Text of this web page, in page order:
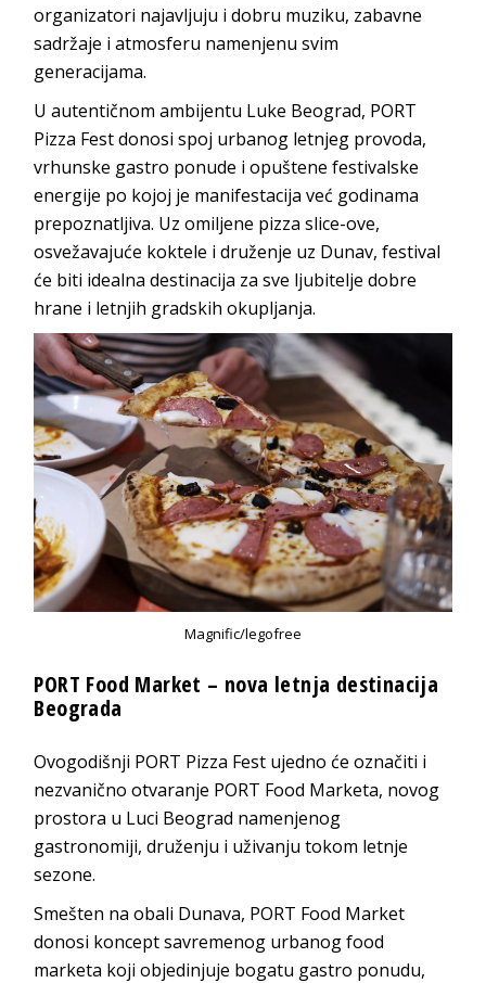
organizatori najavljuju i dobru muziku, zabavne
sadržaje i atmosferu namenjenu svim
generacijama.
U autentičnom ambijentu Luke Beograd, PORT
Pizza Fest donosi spoj urbanog letnjeg provoda,
vrhunske gastro ponude i opuštene festivalske
energije po kojoj je manifestacija već godinama
prepoznatljiva. Uz omiljene pizza slice-ove,
osvežavajuće koktele i druženje uz Dunav, festival
će biti idealna destinacija za sve ljubitelje dobre
hrane i letnjih gradskih okupljanja.
Magnific/legofree
PORT Food Market – nova letnja destinacija
Beograda
Ovogodišnji PORT Pizza Fest ujedno će označiti i
nezvanično otvaranje PORT Food Marketa, novog
prostora u Luci Beograd namenjenog
gastronomiji, druženju i uživanju tokom letnje
sezone.
Smešten na obali Dunava, PORT Food Market
donosi koncept savremenog urbanog food
marketa koji objedinjuje bogatu gastro ponudu,